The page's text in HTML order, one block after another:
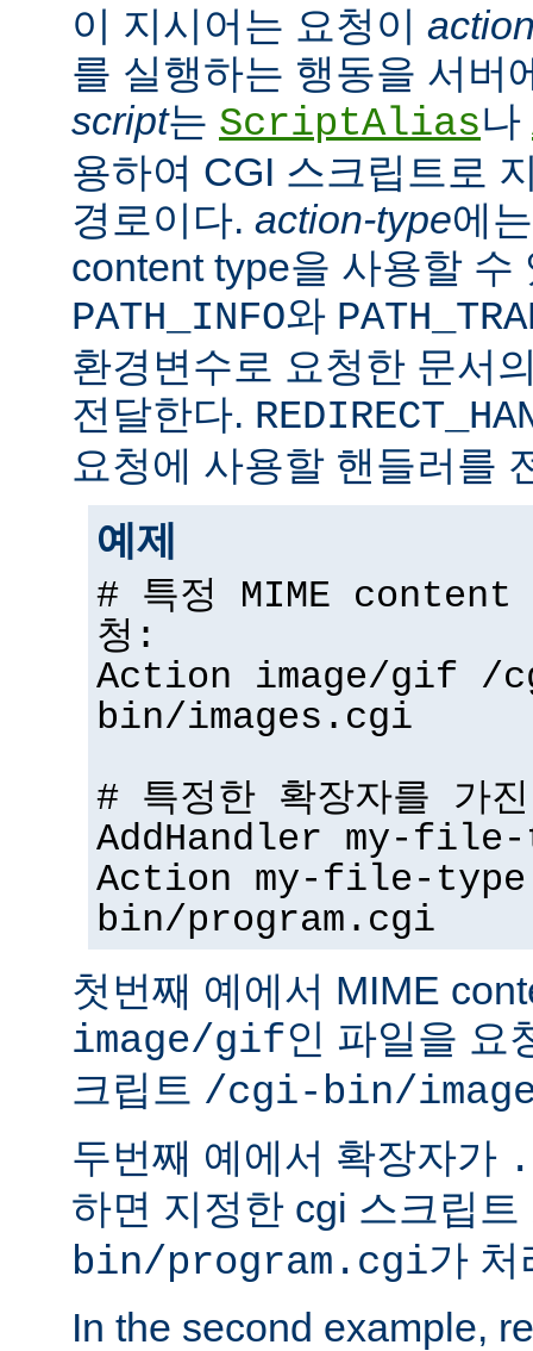
이 지시어는 요청이
를 실행하는 행동을 서버
script는 ScriptAlias나
용하여 CGI 스크립트로
경로이다. action-type에
content type을 사용할 수
PATH_INFO와
환경변수로 요청한 문서
전달한다.
요청에 사용할 핸들러를
예제
# 특정 MIME content
청:
Action image/gif /
bin/images.cgi
# 특정한 확장자를 가
AddHandler my-
Action my-file-
bin/program.cgi
첫번째 예에서 MIME
image/gif인 파일을 요
크립트 /cgi-bin/
두번째 예에서 확장자가
하면 지정한 cgi 스크립트
bin/program.cgi가 처
In the second example,